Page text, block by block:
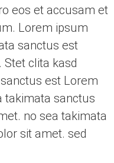
eos et accusam et
Lorem ipsum
sanctus est
clita kasd
est Lorem
takimata sanctus
no sea takimata
sit amet. sed